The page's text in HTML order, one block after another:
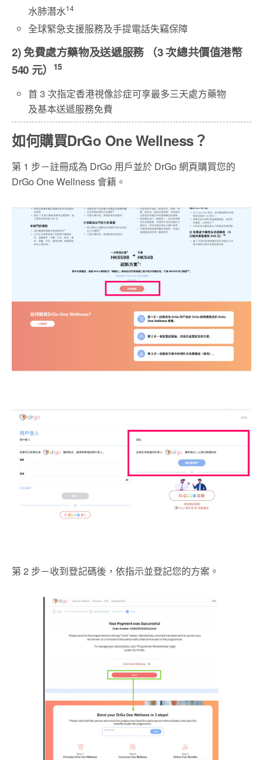
水肺潛水14
全球緊急支援服務及手提電話失竊保障
2) 免費處方藥物及送遞服務 （3 次總共價值港幣
540 元）
15
首 3 次指定香港視像診症可享最多三天處方藥物
及基本送遞服務免費
如何購買DrGo One Wellness？
第 1 步－註冊成為 DrGo 用戶並於 DrGo 網頁購買您的
DrGo One Wellness 會籍。
第 2 步－收到登記碼後，依指示並登記您的方案。